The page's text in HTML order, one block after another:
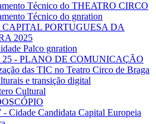
Técnico do THEATRO CIRCO
Técnico do gnration
PORTUGUESA DA
2025
Palco gnration
- PLANO DE COMUNICAÇÃO
das TIC no Teatro Circo de Braga
e transição digital
Cultural
- Cidade Candidata Capital Europeia